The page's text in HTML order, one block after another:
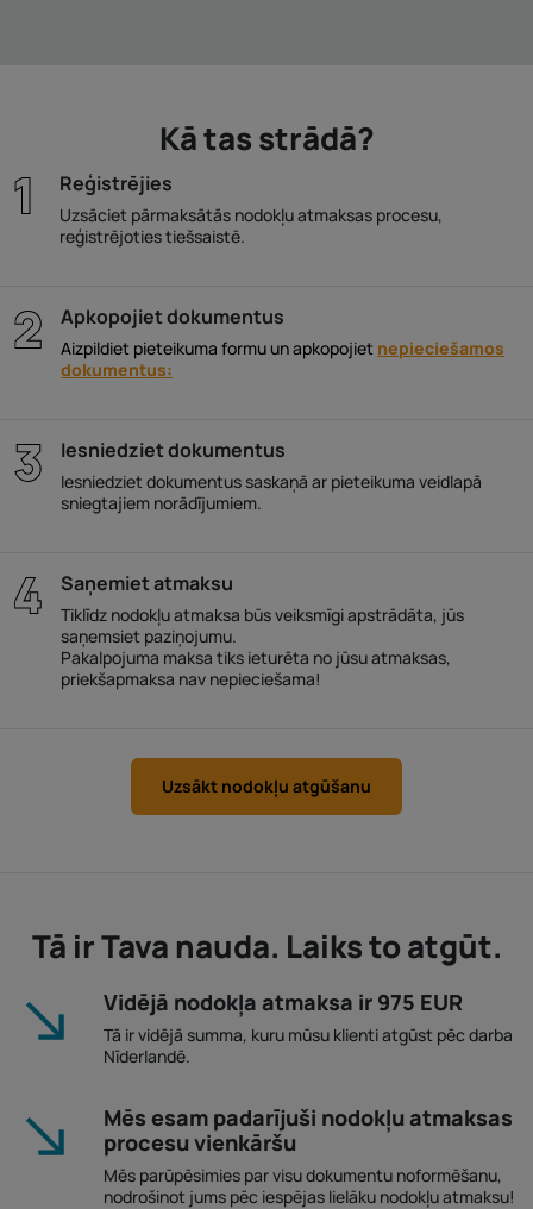
Kā tas strādā?
Reģistrējies
Uzsāciet pārmaksātās nodokļu atmaksas procesu,
reģistrējoties tiešsaistē.
Apkopojiet dokumentus
Aizpildiet pieteikuma formu un apkopojiet nepieciešamos
dokumentus:
Iesniedziet dokumentus
Iesniedziet dokumentus saskaņā ar pieteikuma veidlapā
sniegtajiem norādījumiem.
Saņemiet atmaksu
Tiklīdz nodokļu atmaksa būs veiksmīgi apstrādāta, jūs
saņemsiet paziņojumu.
Pakalpojuma maksa tiks ieturēta no jūsu atmaksas,
priekšapmaksa nav nepieciešama!
Uzsākt nodokļu atgūšanu
Tā ir Tava nauda. Laiks to atgūt.
Vidējā nodokļa atmaksa ir 975 EUR
Tā ir vidējā summa, kuru mūsu klienti atgūst pēc darba
Nīderlandē.
Mēs esam padarījuši nodokļu atmaksas
procesu vienkāršu
Mēs parūpēsimies par visu dokumentu noformēšanu,
nodrošinot jums pēc iespējas lielāku nodokļu atmaksu!